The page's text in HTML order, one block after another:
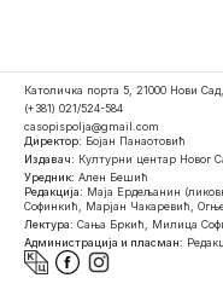
Католичка порта 5, 21000 Нови
(+381) 021/524-584
casopispolja@gmail.com
Директор: Бојан Панаотовић
Издавач: Културни центар Новог
Уредник: Ален Бешић
Редакција: Маја Ердељанин
Софинкић, Марјан Чакаревић,
Лектура: Сања Бркић, Милица
Администрација и пласман: